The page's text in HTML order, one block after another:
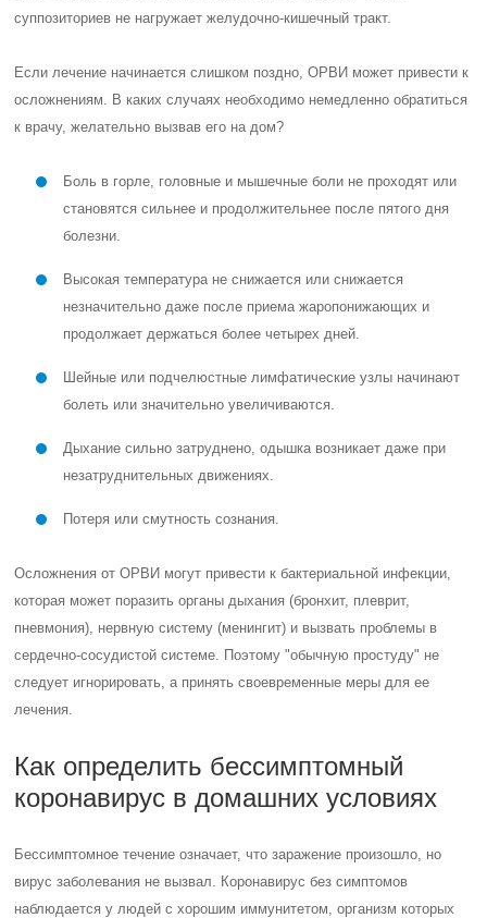
суппозиториев не нагружает желудочно-кишечный тракт.
Если лечение начинается слишком поздно, ОРВИ может привести к
осложнениям. В каких случаях необходимо немедленно обратиться
к врачу, желательно вызвав его на дом?
Боль в горле, головные и мышечные боли не проходят или
становятся сильнее и продолжительнее после пятого дня
болезни.
Высокая температура не снижается или снижается
незначительно даже после приема жаропонижающих и
продолжает держаться более четырех дней.
Шейные или подчелюстные лимфатические узлы начинают
болеть или значительно увеличиваются.
Дыхание сильно затруднено, одышка возникает даже при
незатруднительных движениях.
Потеря или смутность сознания.
Осложнения от ОРВИ могут привести к бактериальной инфекции,
которая может поразить органы дыхания (бронхит, плеврит,
пневмония), нервную систему (менингит) и вызвать проблемы в
сердечно-сосудистой системе. Поэтому "обычную простуду" не
следует игнорировать, а принять своевременные меры для ее
лечения.
Как определить бессимптомный
коронавирус в домашних условиях
Бессимптомное течение означает, что заражение произошло, но
вирус заболевания не вызвал. Коронавирус без симптомов
наблюдается у людей с хорошим иммунитетом, организм которых